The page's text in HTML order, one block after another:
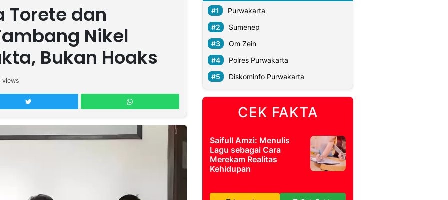
Torete dan
Nikel
Bukan Hoaks
views
Purwakarta
Sumenep
Om Zein
Polres Purwakarta
Diskominfo Purwakarta
CEK FAKTA
Saifull Amzi: Menulis
Lagu sebagai Cara
Merekam Realitas
Kehidupan